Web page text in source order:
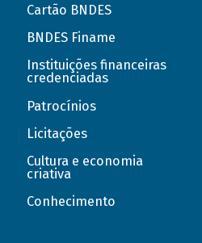
Cartão BNDES
BNDES Finame
Instituições financeiras
credenciadas
Patrocínios
Licitações
Cultura e economia
criativa
Conhecimento